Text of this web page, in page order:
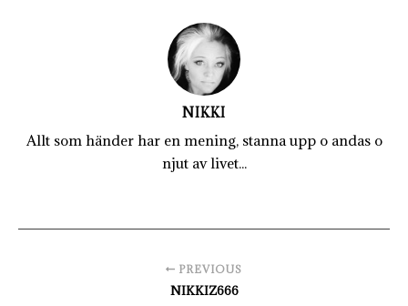
NIKKI
Allt som händer har en mening, stanna upp o andas o
njut av livet...
PREVIOUS
NIKKIZ666